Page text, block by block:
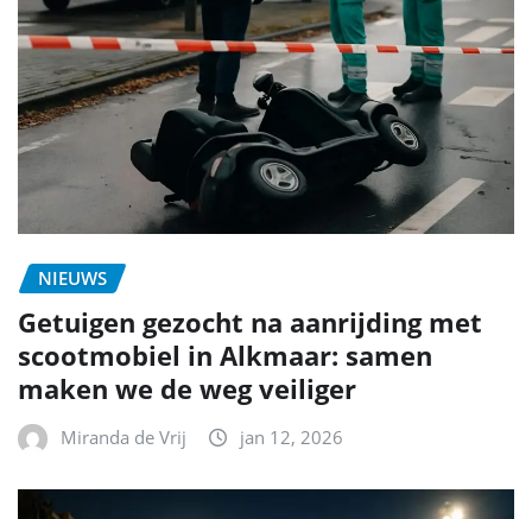
NIEUWS
Getuigen gezocht na aanrijding met
scootmobiel in Alkmaar: samen
maken we de weg veiliger
Miranda de Vrij jan 12, 2026